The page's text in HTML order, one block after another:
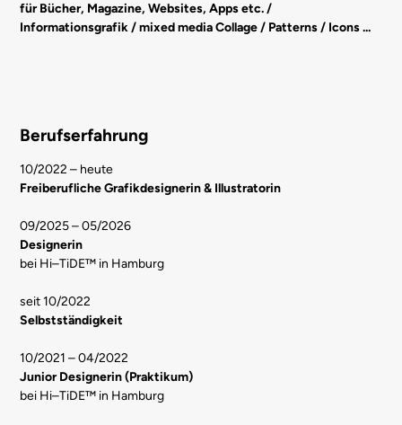
für Bücher, Magazine, Websites, Apps etc. /
Informationsgrafik / mixed media Collage / Patterns / Icons ...
Berufserfahrung
10/2022 – heute
Freiberufliche Grafikdesignerin & Illustratorin
09/2025 – 05/2026
Designerin
bei Hi–TiDE™ in Hamburg
seit 10/2022
Selbstständigkeit
10/2021 – 04/2022
Junior Designerin (Praktikum)
bei Hi–TiDE™ in Hamburg